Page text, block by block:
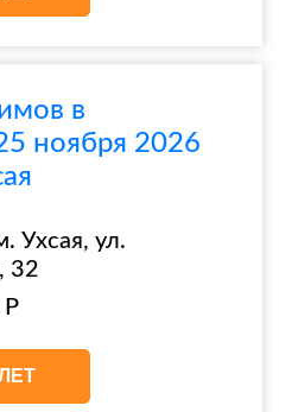
в
ноября 2026
Ухсая, ул.
32
Р